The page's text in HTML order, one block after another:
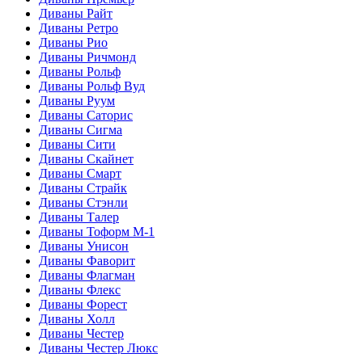
Диваны Райт
Диваны Ретро
Диваны Рио
Диваны Ричмонд
Диваны Рольф
Диваны Рольф Вуд
Диваны Руум
Диваны Саторис
Диваны Сигма
Диваны Сити
Диваны Скайнет
Диваны Смарт
Диваны Страйк
Диваны Стэнли
Диваны Талер
Диваны Тоформ М-1
Диваны Унисон
Диваны Фаворит
Диваны Флагман
Диваны Флекс
Диваны Форест
Диваны Холл
Диваны Честер
Диваны Честер Люкс